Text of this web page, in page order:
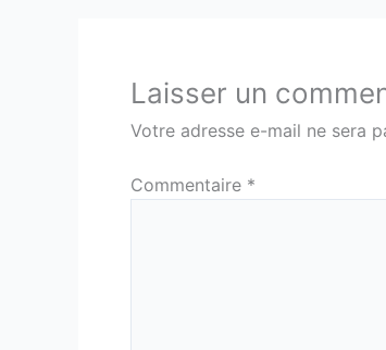
Laisser un
Votre adresse e-mail ne sera
Commentaire *